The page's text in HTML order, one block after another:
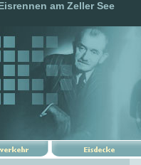
am Zeller See